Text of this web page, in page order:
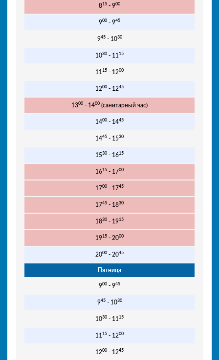
815 - 900
900 - 945
945- 1030
1030 - 11 15
11 15 - 1200
1200 - 1245
1300 - 1400 (санитарный час)
1400 - 1445
1445 - 1530
1530 - 1615
1615 - 1700
1700 - 1745
1745 - 1830
1830 - 1915
1915 - 2000
2000 - 2045
Пятница
900 - 945
945- 1030
1030 - 11 15
11 15 - 1200
1200 - 1245